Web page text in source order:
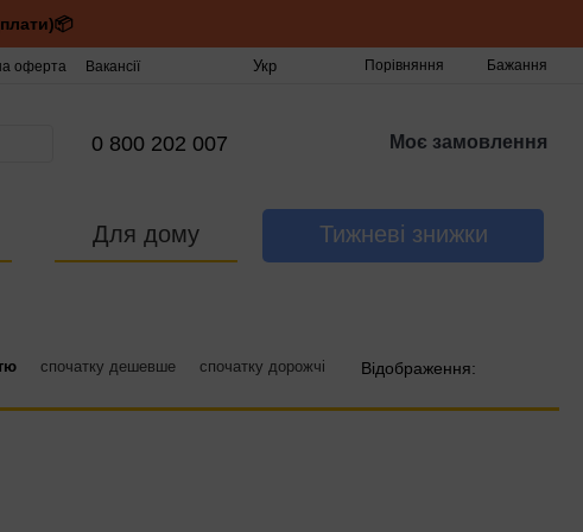
оферта Вакансії Укр Порівняння Бажання
0 800 202 007 Моє замовлення
Для дому Тижневі знижки
спочатку дешевше спочатку дорожчі Відображення: